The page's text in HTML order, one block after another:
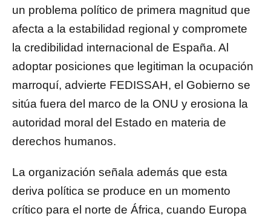
un problema político de primera magnitud que
afecta a la estabilidad regional y compromete
la credibilidad internacional de España. Al
adoptar posiciones que legitiman la ocupación
marroquí, advierte FEDISSAH, el Gobierno se
sitúa fuera del marco de la ONU y erosiona la
autoridad moral del Estado en materia de
derechos humanos.
La organización señala además que esta
deriva política se produce en un momento
crítico para el norte de África, cuando Europa